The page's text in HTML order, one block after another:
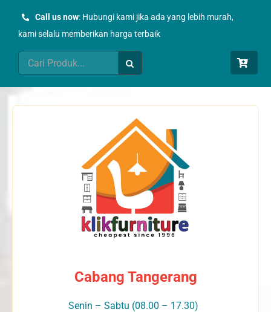
Call us now: Hubungi kami jika ada yang lebih murah,
kami selalu memberikan harga terbaik
Search
for:
Cabang Tangerang
Senin – Sabtu (08.00 – 17.30)